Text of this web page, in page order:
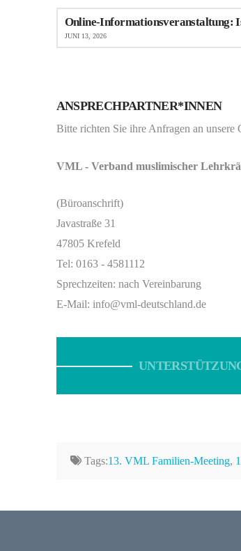
Online-Informationsveranstaltung:
JUNI 13, 2026
ANSPRECHPARTNER*INNEN
Bitte richten Sie ihre Anfragen an unsere
VML - Verband muslimischer
(Büroanschrift)
Javastraße 31
47805 Krefeld
Tel: 0163 - 4581112
Sprechzeiten: nach Vereinbarung
E-Mail: info@vml-deutschland.de
Tags:13. VML Familien-Meeting,